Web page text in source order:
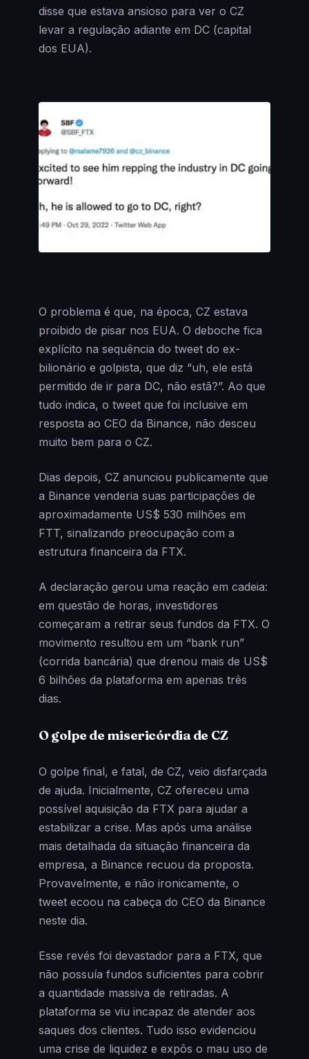
disse que estava ansioso para ver o CZ
levar a regulação adiante em DC (capital
dos EUA).
O problema é que, na época, CZ estava
proibido de pisar nos EUA. O deboche fica
explícito na sequência do tweet do ex-
bilionário e golpista, que diz “uh, ele está
permitido de ir para DC, não estã?”. Ao que
tudo indica, o tweet que foi inclusive em
resposta ao CEO da Binance, não desceu
muito bem para o CZ.
Dias depois, CZ anunciou publicamente que
a Binance venderia suas participações de
aproximadamente US$ 530 milhões em
FTT, sinalizando preocupação com a
estrutura financeira da FTX.
A declaração gerou uma reação em cadeia:
em questão de horas, investidores
começaram a retirar seus fundos da FTX. O
movimento resultou em um “bank run”
(corrida bancária) que drenou mais de US$
6 bilhões da plataforma em apenas três
dias.
O golpe de misericórdia de CZ
O golpe final, e fatal, de CZ, veio disfarçada
de ajuda. Inicialmente, CZ ofereceu uma
possível aquisição da FTX para ajudar a
estabilizar a crise. Mas após uma análise
mais detalhada da situação financeira da
empresa, a Binance recuou da proposta.
Provavelmente, e não ironicamente, o
tweet ecoou na cabeça do CEO da Binance
neste dia.
Esse revés foi devastador para a FTX, que
não possuía fundos suficientes para cobrir
a quantidade massiva de retiradas. A
plataforma se viu incapaz de atender aos
saques dos clientes. Tudo isso evidenciou
uma crise de liquidez e expôs o mau uso de